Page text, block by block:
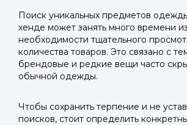
Поиск уникальных предметов
хенде может занять много времени
необходимости тщательного
количества товаров. Это связано с
брендовые и редкие вещи часто
обычной одежды.
Чтобы сохранить терпение и не
поисков, стоит определить